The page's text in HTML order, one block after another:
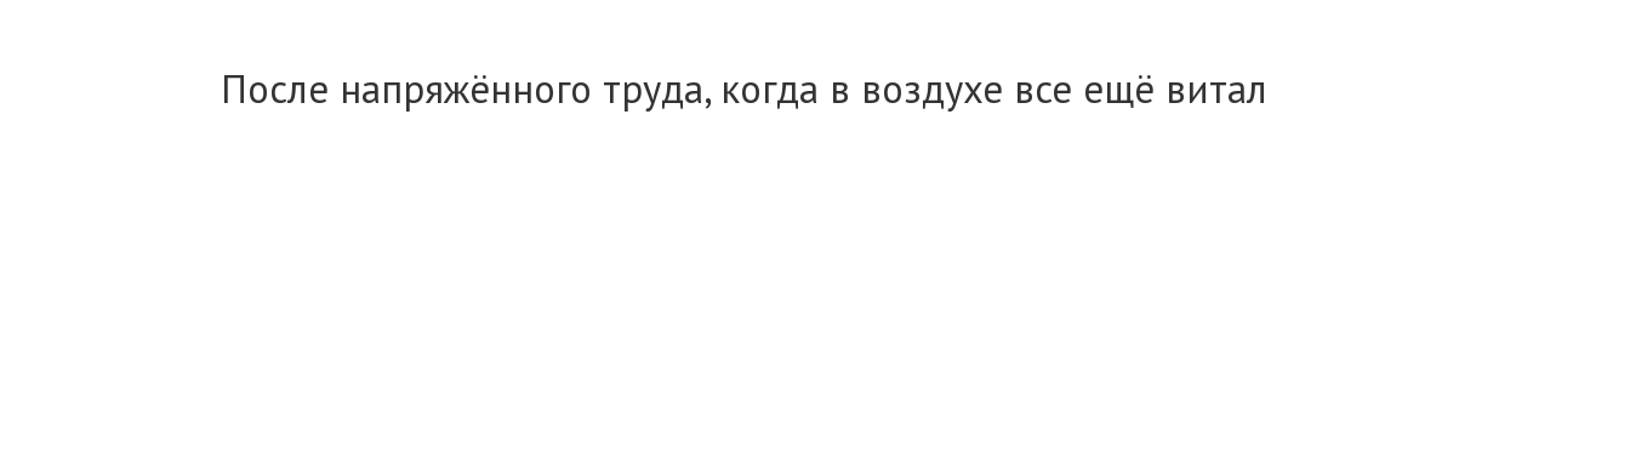
После напряжённого труда, когда в воздухе все ещё витал